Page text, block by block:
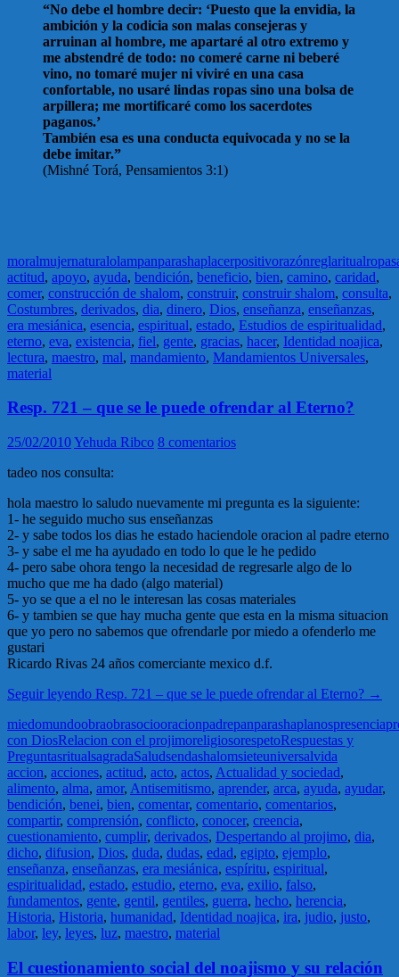
“No debe el hombre decir: ‘Puesto que la envidia, la
ambición y la codicia son malas consejeras y
arruinan al hombre, me apartaré al otro extremo y
me abstendré de todo: no comeré carne ni beberé
vino, no tomaré mujer ni viviré en una casa
confortable, no usaré lindas ropas sino una bolsa de
arpillera; me mortificaré como los sacerdotes
paganos.’
También esa es una conducta equivocada y no se la
debe imitar.”
(Mishné Torá, Pensamientos 3:1)
moralmujernaturalolampanparashaplacerpositivorazónreglaritualropa
actitud, apoyo, ayuda, bendición, beneficio, bien, camino, caridad,
comer, construcción de shalom, construir, construir shalom, consulta,
Costumbres, derivados, dia, dinero, Dios, enseñanza, enseñanzas,
era mesiánica, esencia, espiritual, estado, Estudios de espiritualidad,
eterno, eva, existencia, fiel, gente, gracias, hacer, Identidad noajica,
lectura, maestro, mal, mandamiento, Mandamientos Universales,
material
Resp. 721 – que se le puede ofrendar al Eterno?
25/02/2010Yehuda Ribco 8 comentarios
tadeo nos consulta:
hola maestro lo saludo nuevamente mi pregunta es la siguiente:
1- he seguido mucho sus enseñanzas
2- y sabe todos los dias he estado haciendole oracion al padre eterno
3- y sabe el me ha ayudado en todo lo que le he pedido
4- pero sabe ohora tengo la necesidad de regresarle algo de lo
mucho que me ha dado (algo material)
5- yo se que a el no le interesan las cosas materiales
6- y tambien se que hay mucha gente que esta en la misma situacion
que yo pero no sabemos que ofrendarle por miedo a ofenderlo me
gustari
Ricardo Rivas 24 años comerciante mexico d.f.
Seguir leyendo Resp. 721 – que se le puede ofrendar al Eterno? →
miedomundoobraobrasociooracionpadrepanparashaplanospresencia
con DiosRelacion con el projimoreligiosorespetoRespuestas y
PreguntasritualsagradaSaludsendashalomsieteuniversalvida
accion, acciones, actitud, acto, actos, Actualidad y sociedad,
alimento, alma, amor, Antisemitismo, aprender, arca, ayuda, ayudar,
bendición, benei, bien, comentar, comentario, comentarios,
compartir, comprensión, conflicto, conocer, creencia,
cuestionamiento, cumplir, derivados, Despertando al projimo, dia,
dicho, difusion, Dios, duda, dudas, edad, egipto, ejemplo,
enseñanza, enseñanzas, era mesiánica, espíritu, espiritual,
espiritualidad, estado, estudio, eterno, eva, exilio, falso,
fundamentos, gente, gentil, gentiles, guerra, hecho, herencia,
Historia, Historia, humanidad, Identidad noajica, ira, judio, justo,
labor, ley, leyes, luz, maestro, material
El cuestionamiento social del noajismo y su relación